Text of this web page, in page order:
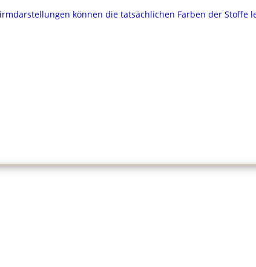
können die tatsächlichen Farben der Stoffe